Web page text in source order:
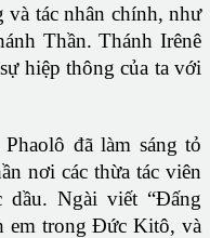
tác nhân chính, như
Thần. Thánh Irênê
hiệp thông của ta với
đã làm sáng tỏ
nơi các thừa tác viên
dầu. Ngài viết “Đấng
em trong Đức Kitô, và